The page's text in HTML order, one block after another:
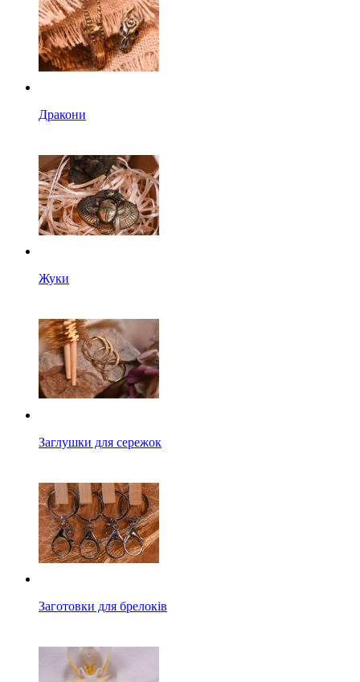
Дракони
Жуки
Заглушки для сережок
Заготовки для брелоків